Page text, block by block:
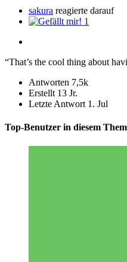
sakura reagierte darauf
1
“That’s the cool thing about
Antworten 7,5k
Erstellt 13 Jr.
Letzte Antwort 1. Jul
Top-Benutzer in diesem